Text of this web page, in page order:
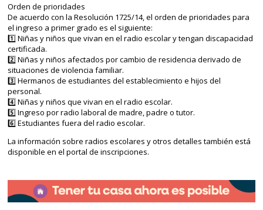
Orden de prioridades
De acuerdo con la Resolución 1725/14, el orden de prioridades para
el ingreso a primer grado es el siguiente:
1️⃣ Niñas y niños que vivan en el radio escolar y tengan discapacidad
certificada.
2️⃣ Niñas y niños afectados por cambio de residencia derivado de
situaciones de violencia familiar.
3️⃣ Hermanos de estudiantes del establecimiento e hijos del
personal.
4️⃣ Niñas y niños que vivan en el radio escolar.
5️⃣ Ingreso por radio laboral de madre, padre o tutor.
6️⃣ Estudiantes fuera del radio escolar.
La información sobre radios escolares y otros detalles también está
disponible en el portal de inscripciones.